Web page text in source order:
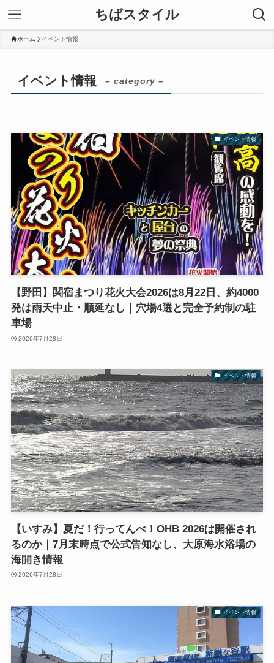
ちばスタイル
ホーム イベント情報
イベント情報 – category –
イベント情報
【野田】関宿まつり花火大会2026は8月22日、約4000
発は雨天中止・順延なし｜穴場4選と完全予約制の駐
車場
2026年7月28日
イベント情報
【いすみ】夏だ！行ってんべ！OHB 2026は開催され
るのか｜7月末時点で公式告知なし、大原海水浴場の
海開き情報
2026年7月28日
イベント情報